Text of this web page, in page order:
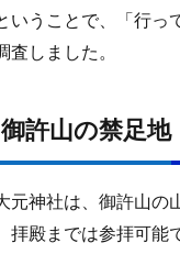
いうことで、「行
査しました。
許山の禁足地
元神社は、御許山の
拝殿までは参拝可